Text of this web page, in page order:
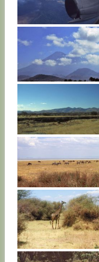
TANZANIE
TANZANIE
TANZANIE
TANZANIE